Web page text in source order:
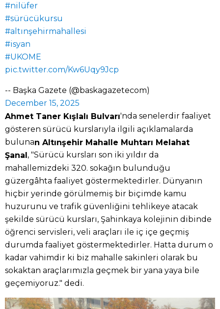
#nilüfer
#sürücükursu
#altınşehirmahallesi
#isyan
#UKOME
pic.twitter.com/Kw6Uqy9Jcp
-- Başka Gazete (@baskagazetecom)
December 15, 2025
Ahmet Taner Kışlalı Bulvarı'nda senelerdir faaliyet
gösteren sürücü kurslarıyla ilgili açıklamalarda
bulunan Altınşehir Mahalle Muhtarı Melahat
Şanal , "Sürücü kursları son iki yıldır da
mahallemizdeki 320. sokağın bulunduğu
güzergâhta faaliyet göstermektedirler. Dünyanın
hiçbir yerinde görülmemiş bir biçimde kamu
huzurunu ve trafik güvenliğini tehlikeye atacak
şekilde sürücü kursları, Şahinkaya kolejinin dibinde
öğrenci servisleri, veli araçları ile iç içe geçmiş
durumda faaliyet göstermektedirler. Hatta durum o
kadar vahimdir ki biz mahalle sakinleri olarak bu
sokaktan araçlarımızla geçmek bir yana yaya bile
geçemiyoruz." dedi.